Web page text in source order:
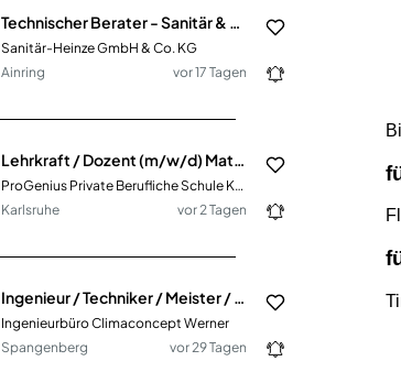
Sanitär-Heinze GmbH & Co. KG
Ainring
vor 17 Tagen
ProGenius Private Berufliche Schule Karlsruhe
Karlsruhe
vor 2 Tagen
Ingenieurbüro Climaconcept Werner
Spangenberg
vor 29 Tagen